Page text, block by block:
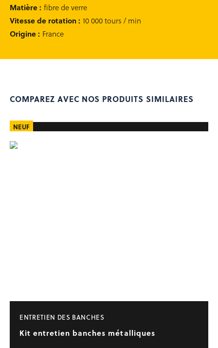
Recherche
de
0
contact@matedis.com
Matière: fibre de verre
Vitesse de rotation: 10 000 tours / min
Origine: France
COMPAREZ AVEC NOS PRODUITS SIMILAIRES
NEUF
ENTRETIEN DES BANCHES
Kit entretien banches métalliques